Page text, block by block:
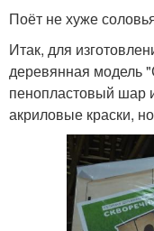
Поёт не хуже
Итак, для
деревянная модель
пенопластовый шар
акриловые краски,